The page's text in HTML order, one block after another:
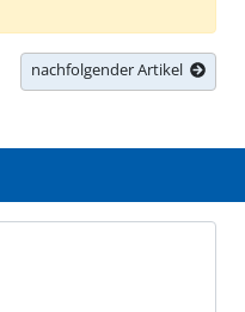
nachfolgender Artikel